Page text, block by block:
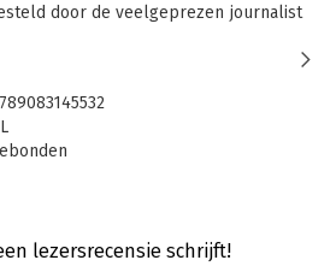
door de veelgeprezen journalist
beweging. ROSE stories
reis door de tijd waarin hedendaagse
Osaka en astronaut Jeanettte Epps
Betul. En niet te vergeten de helden
Gibbs en spokenwordartiest Zaïre
10-2021
lezersrecensie schrijft!